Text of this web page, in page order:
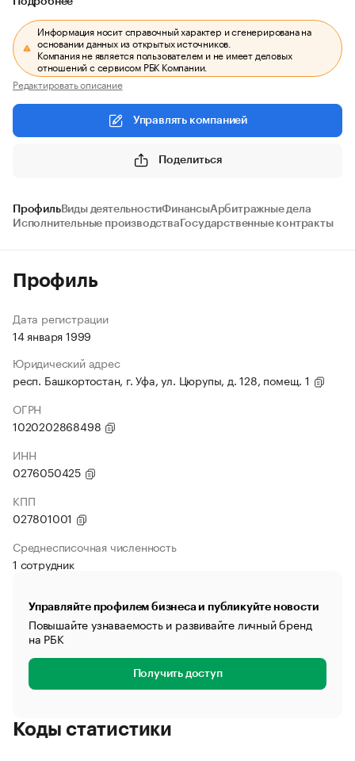
Информация носит справочный характер и сгенерирована на
основании данных из открытых источников.
Компания не является пользователем и не имеет деловых
отношений с сервисом РБК Компании.
Редактировать описание
Управлять компанией
Поделиться
ПрофильВиды деятельностиФинансыАрбитражные дела
Исполнительные производства Государственные контракты
Профиль
Дата регистрации
14 января 1999
Юридический адрес
респ. Башкортостан, г. Уфа, ул. Цюрупы, д. 128, помещ. 1
ОГРН
1020202868498
ИНН
0276050425
КПП
027801001
Среднесписочная численность
1 сотрудник
Управляйте профилем бизнеса и публикуйте новости
Повышайте узнаваемость и развивайте личный бренд
на РБК
Получить доступ
Коды статистики